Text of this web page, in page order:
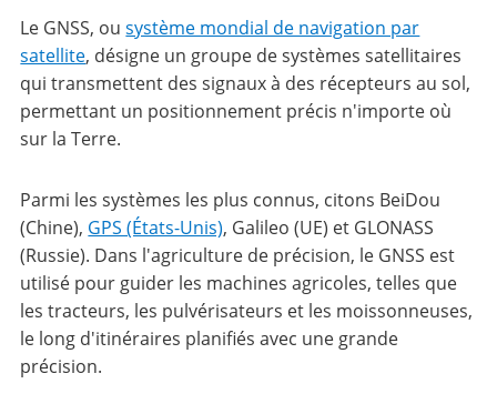
Le GNSS, ousystème mondial de navigation par
satellite, désigne un groupe de systèmes satellitaires
qui transmettent des signaux à des récepteurs au sol,
permettant un positionnement précis n'importe où
sur la Terre.
Parmi les systèmes les plus connus, citons BeiDou
(Chine), GPS (États-Unis), Galileo (UE) et GLONASS
(Russie). Dans l'agriculture de précision, le GNSS est
utilisé pour guider les machines agricoles, telles que
les tracteurs, les pulvérisateurs et les moissonneuses,
le long d'itinéraires planifiés avec une grande
précision.